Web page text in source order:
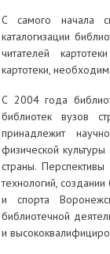
С самого начала
каталогизации
читателей
картотеки,
С 2004 года
библиотек вузов
принадлежит
физической
страны.
технологий,
и спорта
библиотечной
и